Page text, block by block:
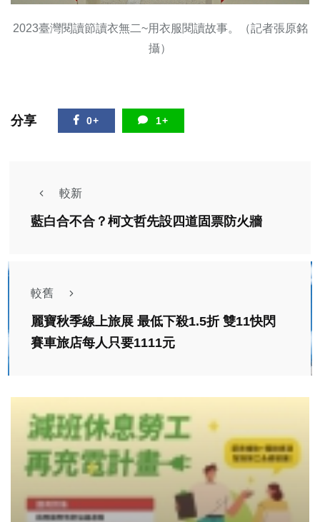
2023臺灣閱讀節讀衣無二~用衣服閱讀故事。（記者張原銘
攝）
分享 0+ 1+
較新
藍白合不合？柯文哲先設四道固票防火牆
較舊
麗寶秋季線上旅展 最低下殺1.5折 雙11快閃
賽車旅店每人只要1111元